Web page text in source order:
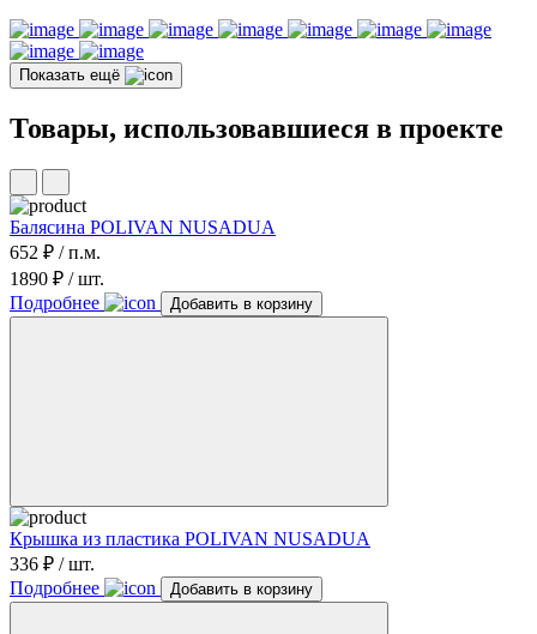
Показать ещё
Товары, использовавшиеся в проекте
Балясина POLIVAN NUSADUA
652 ₽ / п.м.
1890 ₽ / шт.
Подробнее
Добавить в корзину
Крышка из пластика POLIVAN NUSADUA
336 ₽ / шт.
Подробнее
Добавить в корзину